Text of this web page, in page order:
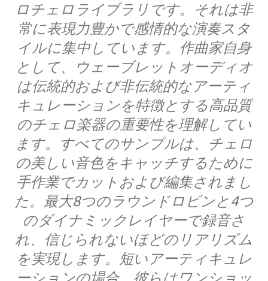
ロチェロライブラリです。それは非
常に表現力豊かで感情的な演奏スタ
イルに集中しています。作曲家自身
として、ウェーブレットオーディオ
は伝統的および非伝統的なアーティ
キュレーションを特徴とする高品質
のチェロ楽器の重要性を理解してい
ます。すべてのサンプルは、チェロ
の美しい音色をキャッチするために
手作業でカットおよび編集されまし
た。最大8つのラウンドロビンと4つ
のダイナミックレイヤーで録音さ
れ、信じられないほどのリアリズム
を実現します。短いアーティキュレ
ーションの場合、彼らはワンショッ